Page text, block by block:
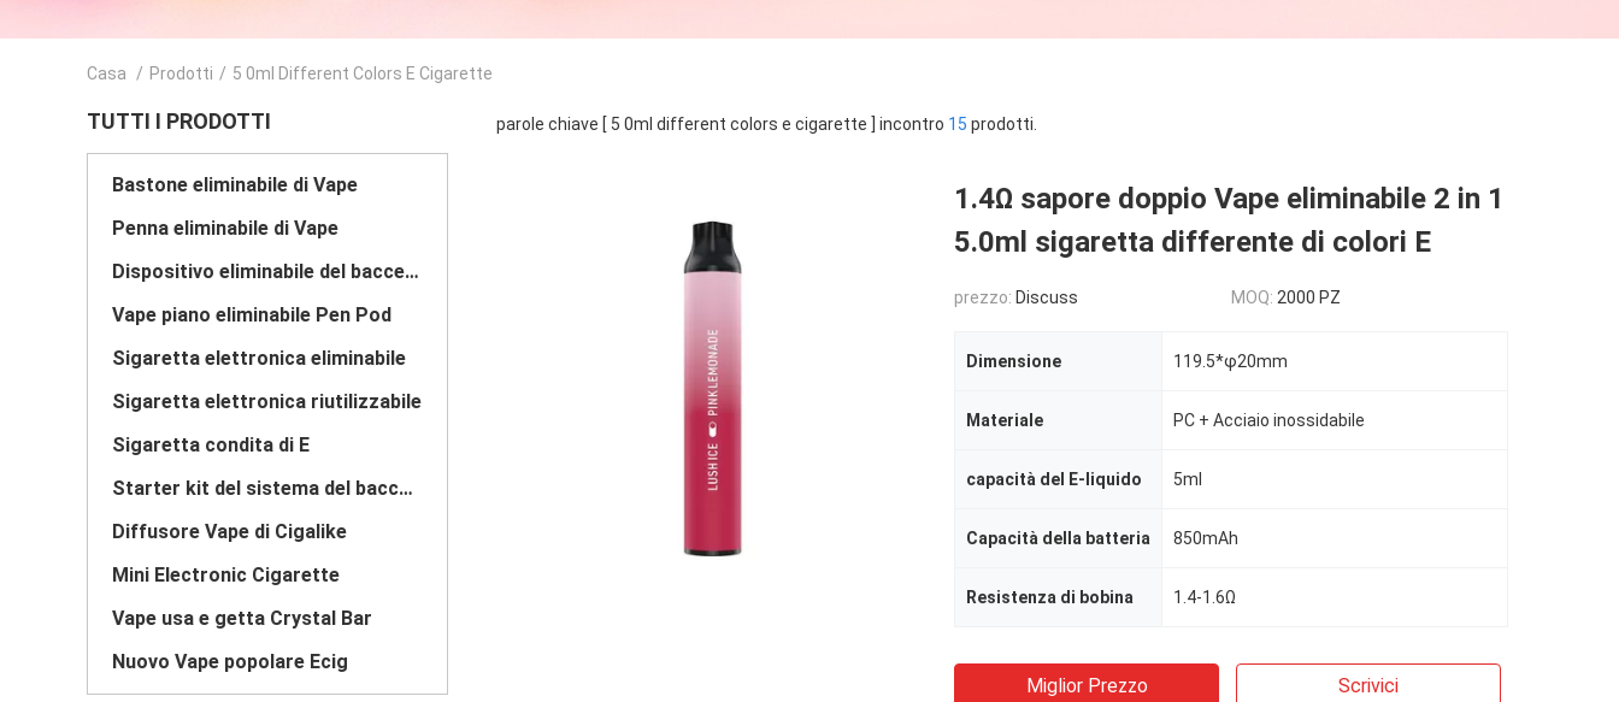
Casa / Prodotti / 5 0ml Different Colors E Cigarette
TUTTI I PRODOTTI
Bastone eliminabile di Vape
Penna eliminabile di Vape
Dispositivo eliminabile del baccello di Vape
Vape piano eliminabile Pen Pod
Sigaretta elettronica eliminabile
Sigaretta elettronica riutilizzabile
Sigaretta condita di E
Starter kit del sistema del baccello
Diffusore Vape di Cigalike
Mini Electronic Cigarette
Vape usa e getta Crystal Bar
Nuovo Vape popolare Ecig
parole chiave [ 5 0ml different colors e cigarette ] incontro 15 prodotti.
1.4Ω sapore doppio Vape eliminabile 2 in 1
5.0ml sigaretta differente di colori E
prezzo: Discuss MOQ: 2000 PZ
Dimensione 119.5*φ20mm
Materiale PC + Acciaio inossidabile
capacità del E-liquido 5ml
Capacità della batteria 850mAh
Resistenza di bobina 1.4-1.6Ω
Miglior Prezzo Scrivici